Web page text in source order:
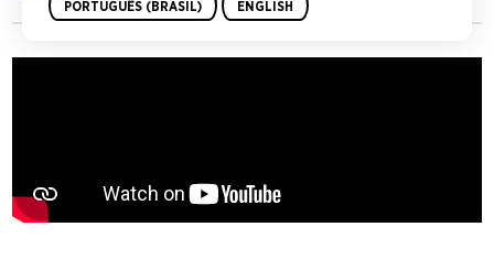
PORTUGUÊS (BRASIL) ENGLISH